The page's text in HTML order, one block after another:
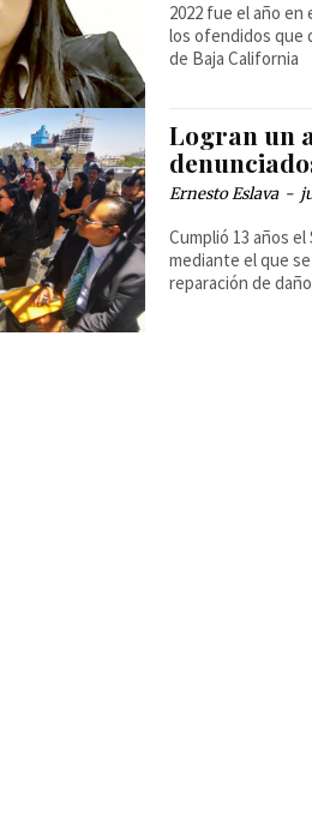
2022 fue el año
los ofendidos que
de Baja California
Logran un
Ernesto Eslava -
Cumplió 13 años
mediante el que
reparación de